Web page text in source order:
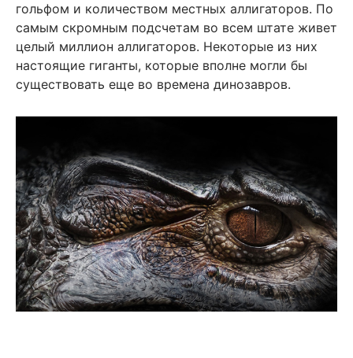
гольфом и количеством местных аллигаторов. По
самым скромным подсчетам во всем штате живет
целый миллион аллигаторов. Некоторые из них
настоящие гиганты, которые вполне могли бы
существовать еще во времена динозавров.